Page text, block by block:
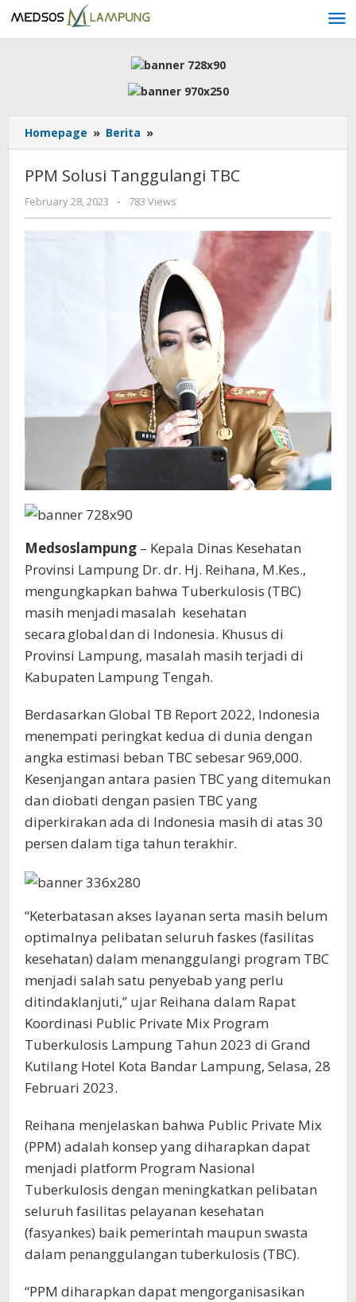
to
content
Homepage » Berita »
Solusi
TBC
PPM Solusi Tanggulangi TBC
February 28, 2023
by
AdminML
- 783 Views
Medsoslampung – Kepala Dinas Kesehatan
Provinsi Lampung Dr. dr. Hj. Reihana, M.Kes.,
mengungkapkan bahwa Tuberkulosis (TBC)
masih menjadi masalah kesehatan
secara global dan di Indonesia. Khusus di
Provinsi Lampung, masalah masih terjadi di
Kabupaten Lampung Tengah.
Berdasarkan Global TB Report 2022, Indonesia
menempati peringkat kedua di dunia dengan
angka estimasi beban TBC sebesar 969,000.
Kesenjangan antara pasien TBC yang ditemukan
dan diobati dengan pasien TBC yang
diperkirakan ada di Indonesia masih di atas 30
persen dalam tiga tahun terakhir.
“Keterbatasan akses layanan serta masih belum
optimalnya pelibatan seluruh faskes (fasilitas
kesehatan) dalam menanggulangi program TBC
menjadi salah satu penyebab yang perlu
ditindaklanjuti,” ujar Reihana dalam Rapat
Koordinasi Public Private Mix Program
Tuberkulosis Lampung Tahun 2023 di Grand
Kutilang Hotel Kota Bandar Lampung, Selasa, 28
Februari 2023.
Reihana menjelaskan bahwa Public Private Mix
(PPM) adalah konsep yang diharapkan dapat
menjadi platform Program Nasional
Tuberkulosis dengan meningkatkan pelibatan
seluruh fasilitas pelayanan kesehatan
(fasyankes) baik pemerintah maupun swasta
dalam penanggulangan tuberkulosis (TBC).
“PPM diharapkan dapat mengorganisasikan